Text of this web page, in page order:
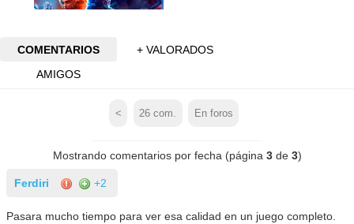
COMENTARIOS
+ VALORADOS
AMIGOS
< 26 com. En foros
Mostrando comentarios por fecha (página 3de 3)
Ferdiri +2
Pasara mucho tiempo para ver esa calidad en un juego completo.